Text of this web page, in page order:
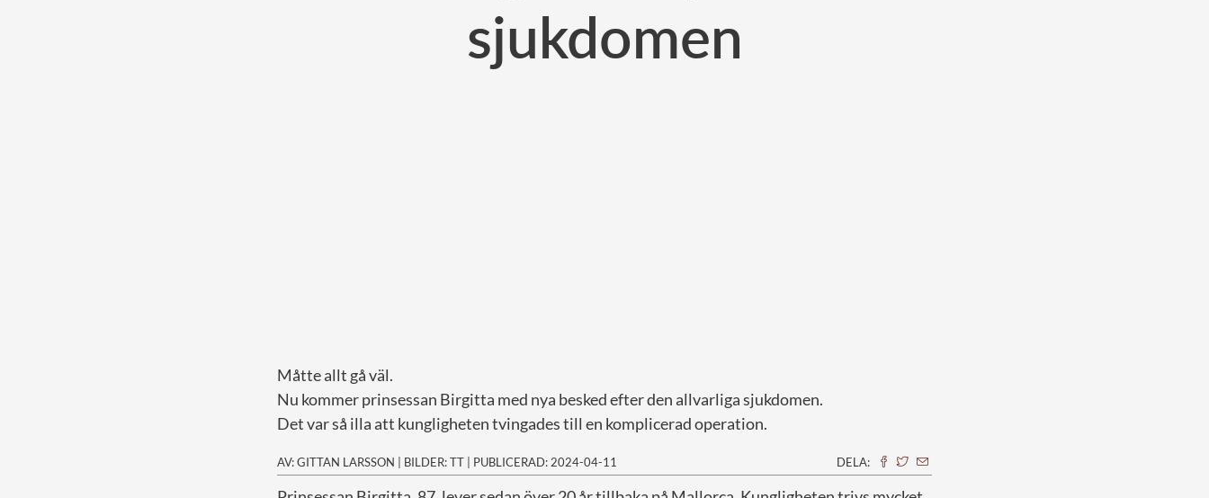
sjukdomen
Måtte allt gå väl.
Nu kommer prinsessan Birgitta med nya besked efter den allvarliga sjukdomen.
Det var så illa att kungligheten tvingades till en komplicerad operation.
AV: GITTAN LARSSON | BILDER: TT | PUBLICERAD: 2024-04-11 DELA: